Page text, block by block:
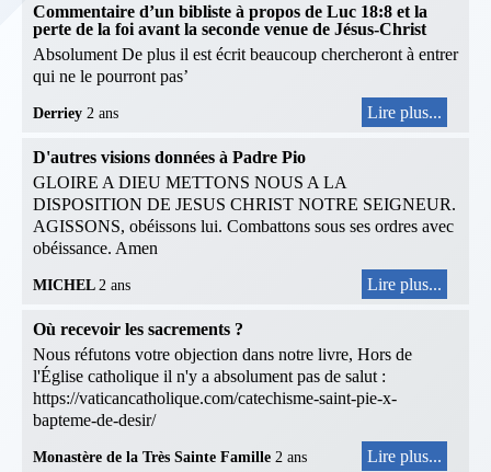
Commentaire d’un bibliste à propos de Luc 18:8 et la
perte de la foi avant la seconde venue de Jésus-Christ
Absolument De plus il est écrit beaucoup chercheront à entrer
qui ne le pourront pas’
Derriey 2 ans Lire plus...
D'autres visions données à Padre Pio
GLOIRE A DIEU METTONS NOUS A LA
DISPOSITION DE JESUS CHRIST NOTRE SEIGNEUR.
AGISSONS, obéissons lui. Combattons sous ses ordres avec
obéissance. Amen
MICHEL 2 ans Lire plus...
Où recevoir les sacrements ?
Nous réfutons votre objection dans notre livre, Hors de
l'Église catholique il n'y a absolument pas de salut :
https://vaticancatholique.com/catechisme-saint-pie-x-
bapteme-de-desir/
Monastère de la Très Sainte Famille 2 ans Lire plus...